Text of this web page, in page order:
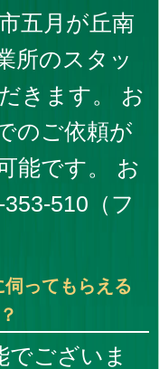
五月が丘南
所のスタッ
きます。 お
のご依頼が
能です。 お
510（フ
ってもらえる
でございま